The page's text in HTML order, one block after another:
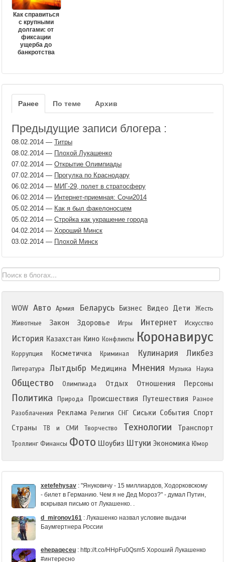
Как справиться
с крупными
долгами: от
фиксации
ущерба до
банкротства
Ранее По теме Архив
Предыдущие записи блогера :
08.02.2014 — Титры
08.02.2014 — Плохой Лукашенко
07.02.2014 — Открытие Олимпиады
07.02.2014 — Прогулка по Краснодару
06.02.2014 — МИГ-29, полет в стратосферу
06.02.2014 — Интернет-приемная: Сочи2014
05.02.2014 — Как я был факелоносцем
05.02.2014 — Стройка как украшение города
04.02.2014 — Хороший Минск
03.02.2014 — Плохой Минск
WOW Авто Армия Беларусь Бизнес Видео Дети
Жесть
Животные
Закон Здоровье Игры Интернет Искусство
История Казахстан Кино Конфликты Коронавирус
Коррупция Косметичка Криминал Кулинария Ликбез
Литература Лытдыбр Медицина Мнения Музыка Наука
Общество Олимпиада Отдых Отношения Персоны
Политика Природа Происшествия Путешествия
Разное
Разоблачения
Реклама Религия СНГ Сиськи События Спорт
Страны
ТВ и СМИ Творчество Технологии Транспорт
Троллинг Финансы Фото Шоубиз Штуки Экономика Юмор
xetefehysav : "Януковичу - 15 миллиардов, Ходорковскому
- билет в Германию. Чем я не Дед Мороз?" - думал Путин,
вскрывая письмо от Лукашенко. .
d_mironov161 : Лукашенко назвал условие выдачи
Баумгертнера России
ehepaqeceu : http://t.co/HHpFu0Qsm5 Хороший Лукашенко
#интересно